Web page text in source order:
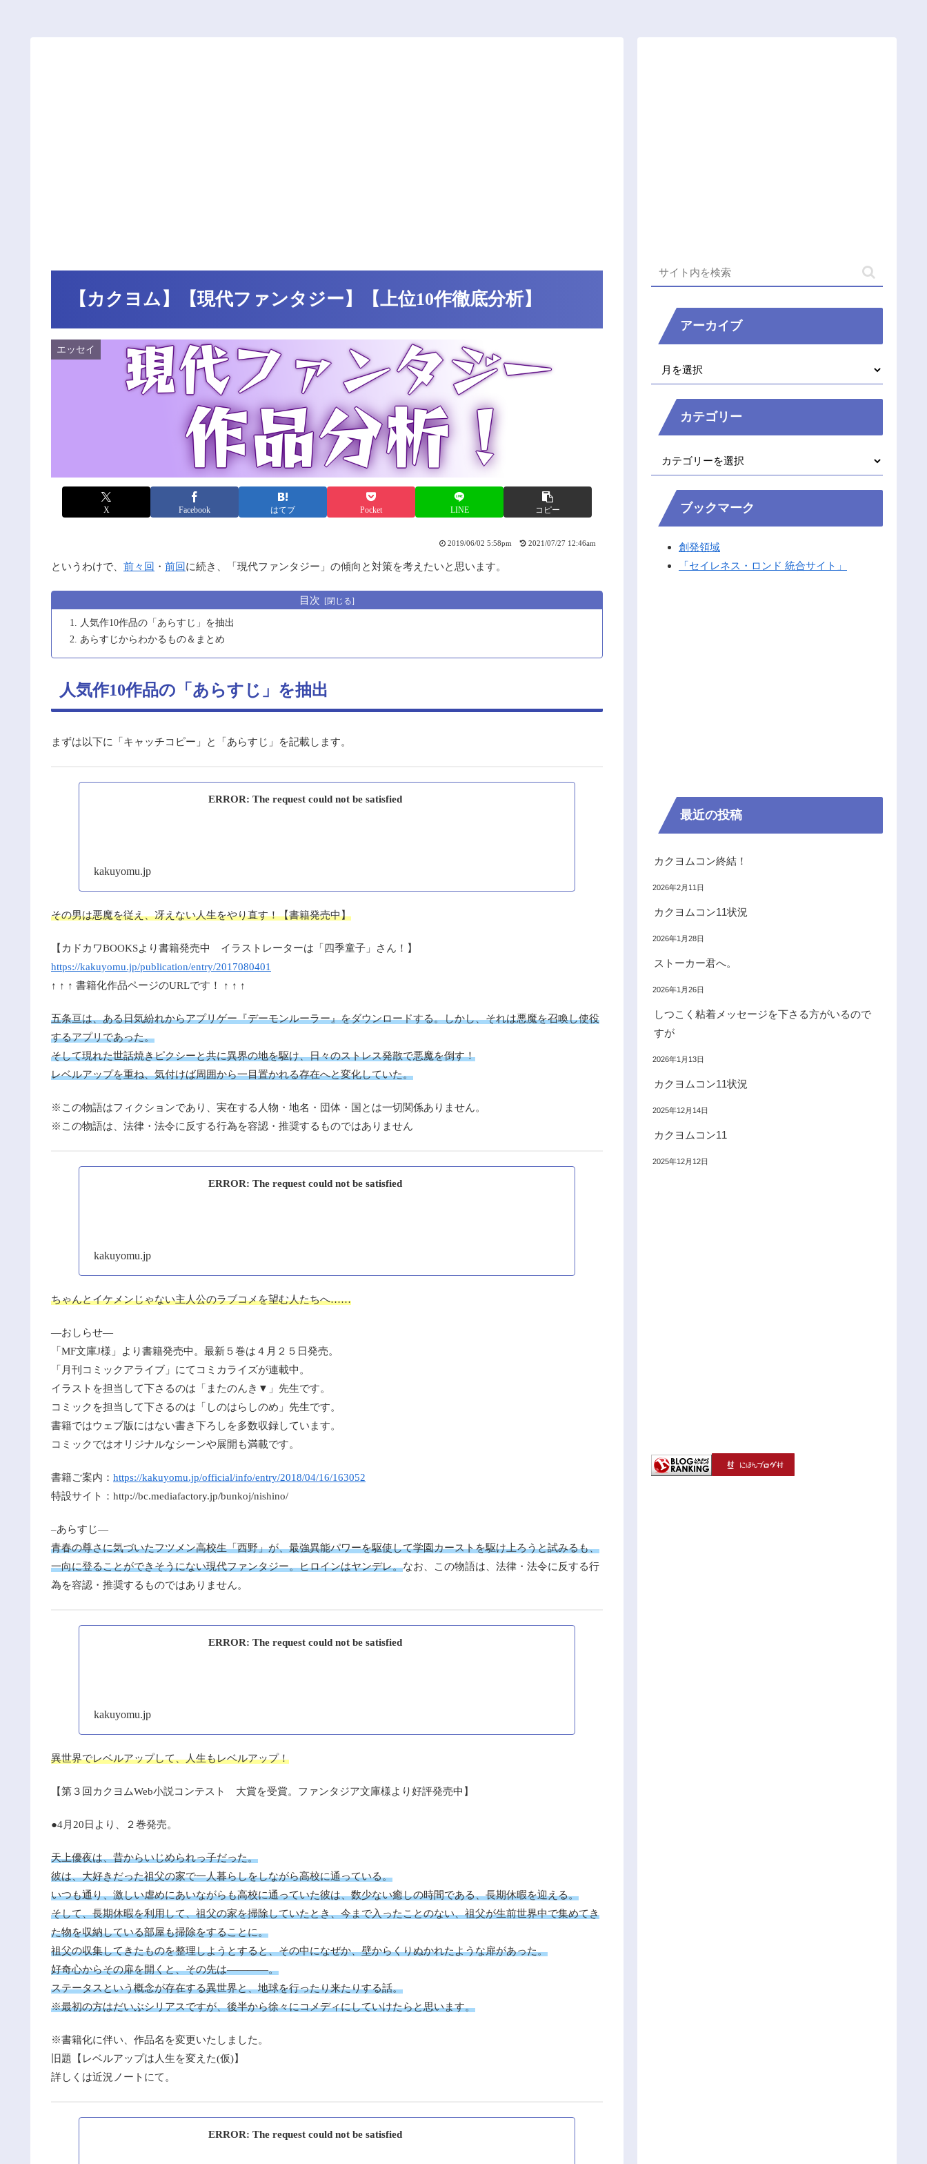
【カクヨム】【現代ファンタジー】【上位10作徹底分析】
エッセイ
X Facebook はてブ Pocket LINE コピー
2019/06/02 5:58pm 2021/07/27 12:46am
というわけで、 前々回 ・ 前回に続き、「現代ファンタジー」の傾向と対策を考えたいと思います。
目次
人気作10作品の「あらすじ」を抽出
あらすじからわかるもの＆まとめ
人気作10作品の「あらすじ」を抽出
まずは以下に「キャッチコピー」と「あらすじ」を記載します。
ERROR: The request could not be satisfied
kakuyomu.jp
その男は悪魔を従え、冴えない人生をやり直す！【書籍発売中】
【カドカワBOOKSより書籍発売中 イラストレーターは「四季童子」さん！】
https://kakuyomu.jp/publication/entry/2017080401
↑ ↑ ↑ 書籍化作品ページのURLです！ ↑ ↑ ↑
五条亘は、ある日気紛れからアプリゲー『デーモンルーラー』をダウンロードする。しかし、それは悪魔を召喚し使役
するアプリであった。
そして現れた世話焼きピクシーと共に異界の地を駆け、日々のストレス発散で悪魔を倒す！
レベルアップを重ね、気付けば周囲から一目置かれる存在へと変化していた。
※この物語はフィクションであり、実在する人物・地名・団体・国とは一切関係ありません。
※この物語は、法律・法令に反する行為を容認・推奨するものではありません
ERROR: The request could not be satisfied
kakuyomu.jp
ちゃんとイケメンじゃない主人公のラブコメを望む人たちへ……
—おしらせ—
「MF文庫J様」より書籍発売中。最新５巻は４月２５日発売。
「月刊コミックアライブ」にてコミカライズが連載中。
イラストを担当して下さるのは「またのんき▼」先生です。
コミックを担当して下さるのは「しのはらしのめ」先生です。
書籍ではウェブ版にはない書き下ろしを多数収録しています。
コミックではオリジナルなシーンや展開も満載です。
書籍ご案内： https://kakuyomu.jp/official/info/entry/2018/04/16/163052
特設サイト：http://bc.mediafactory.jp/bunkoj/nishino/
–あらすじ—
青春の尊さに気づいたフツメン高校生「西野」が、最強異能パワーを駆使して学園カーストを駆け上ろうと試みるも、
一向に登ることができそうにない現代ファンタジー。ヒロインはヤンデレ。なお、この物語は、法律・法令に反する行
為を容認・推奨するものではありません。
ERROR: The request could not be satisfied
kakuyomu.jp
異世界でレベルアップして、人生もレベルアップ！
【第３回カクヨムWeb小説コンテスト 大賞を受賞。ファンタジア文庫様より好評発売中】
●4月20日より、２巻発売。
天上優夜は、昔からいじめられっ子だった。
彼は、大好きだった祖父の家で一人暮らしをしながら高校に通っている。
いつも通り、激しい虐めにあいながらも高校に通っていた彼は、数少ない癒しの時間である、長期休暇を迎える。
そして、長期休暇を利用して、祖父の家を掃除していたとき、今まで入ったことのない、祖父が生前世界中で集めてき
た物を収納している部屋も掃除をすることに。
祖父の収集してきたものを整理しようとすると、その中になぜか、壁からくりぬかれたような扉があった。
好奇心からその扉を開くと、その先は――――。
ステータスという概念が存在する異世界と、地球を行ったり来たりする話。
※最初の方はだいぶシリアスですが、後半から徐々にコメディにしていけたらと思います。
※書籍化に伴い、作品名を変更いたしました。
旧題【レベルアップは人生を変えた(仮)】
詳しくは近況ノートにて。
ERROR: The request could not be satisfied
アーカイブ
カテゴリー
ブックマーク
創発領域
「セイレネス・ロンド 統合サイト」
最近の投稿
カクヨムコン終結！
2026年2月11日
カクヨムコン11状況
2026年1月28日
ストーカー君へ。
2026年1月26日
しつこく粘着メッセージを下さる方がいるので
すが
2026年1月13日
カクヨムコン11状況
2025年12月14日
カクヨムコン11
2025年12月12日